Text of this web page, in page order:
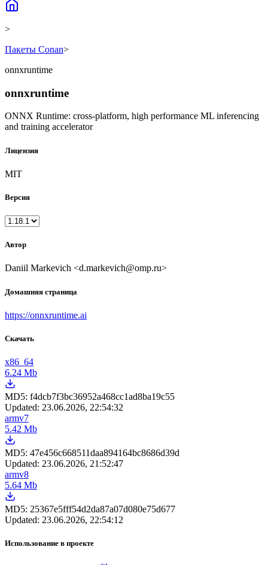
>
Пакеты Conan>
onnxruntime
onnxruntime
ONNX Runtime: cross-platform, high performance ML inferencing
and training accelerator
Лицензия
MIT
Версия
Автор
Daniil Markevich <d.markevich@omp.ru>
Домашняя страница
https://onnxruntime.ai
Скачать
x86_64
6.24 Mb
MD5: f4dcb7f3bc36952a468cc1ad8ba19c55
Updated: 23.06.2026, 22:54:32
armv7
5.42 Mb
MD5: 47e456c668511daa894164bc8686d39d
Updated: 23.06.2026, 21:52:47
armv8
5.64 Mb
MD5: 25367e5fff54d2da87a07d080e75d677
Updated: 23.06.2026, 22:54:12
Использование в проекте